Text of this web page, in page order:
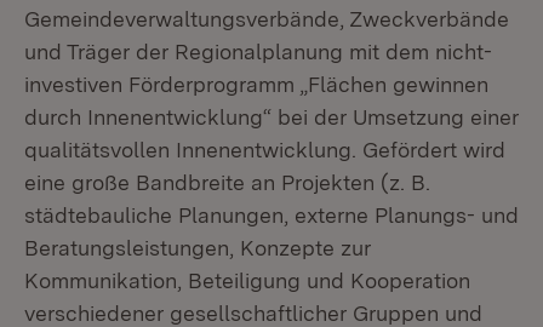
Gemeindeverwaltungsverbände, Zweckverbände
und Träger der Regionalplanung mit dem nicht-
investiven Förderprogramm „Flächen gewinnen
durch Innenentwicklung“ bei der Umsetzung einer
qualitätsvollen Innenentwicklung. Gefördert wird
eine große Bandbreite an Projekten (z. B.
städtebauliche Planungen, externe Planungs- und
Beratungsleistungen, Konzepte zur
Kommunikation, Beteiligung und Kooperation
verschiedener gesellschaftlicher Gruppen und